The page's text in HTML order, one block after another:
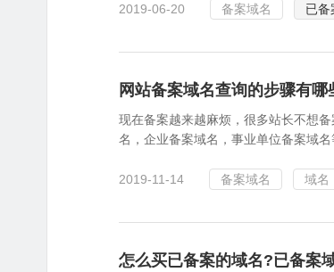
2019-06-20 备案域名 已备
网站备案域名查询的步骤有
现在备案越来越麻烦，很多站长不想
名，企业备案域名，事业单位备案域
2019-11-14 备案域名 域名
怎么买已备案的域名?已备案